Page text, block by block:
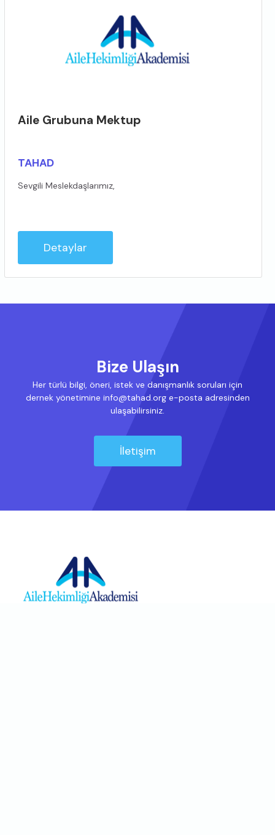
Aile Grubuna Mektup
TAHAD
Sevgili Meslekdaşlarımız,
Detaylar
Bize Ulaşın
Her türlü bilgi, öneri, istek ve danışmanlık soruları için
dernek yönetimine info@tahad.org e-posta adresinden
ulaşabilirsiniz.
İletişim